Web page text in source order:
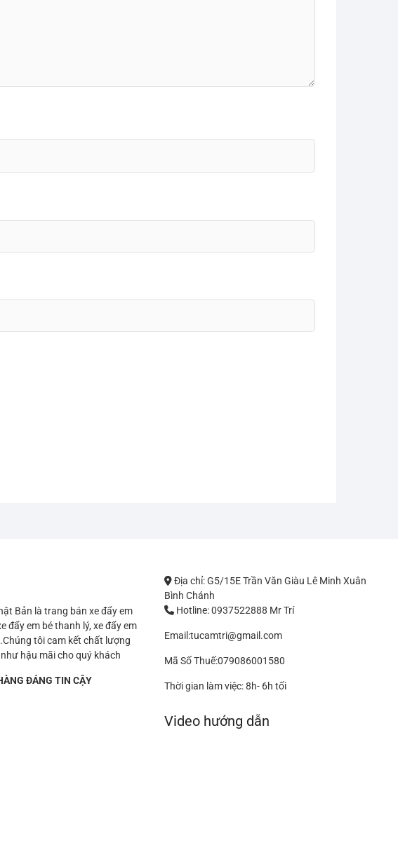
Bản là trang bán xe đẩy em
đẩy em bé thanh lý, xe đẩy em
tôi cam kết chất lượng
hậu mãi cho quý khách
ĐÁNG TIN CẬY
Địa chỉ: G5/15E Trần Văn Giàu Lê Minh Xuân
Bình Chánh
Hotline: 0937522888 Mr Trí
Email:tucamtri@gmail.com
Mã Số Thuế:079086001580
Thời gian làm việc: 8h- 6h tối
Video hướng dẫn